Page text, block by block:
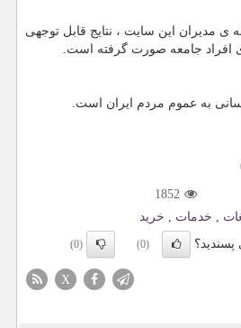
مدیران این سایت ، نتایج قابل توجهی
افراد جامعه صورت گرفته است.
به عموم مردم ایران است.
1852
خدمات
خرید
پسندید؟
(0)
(0)
X